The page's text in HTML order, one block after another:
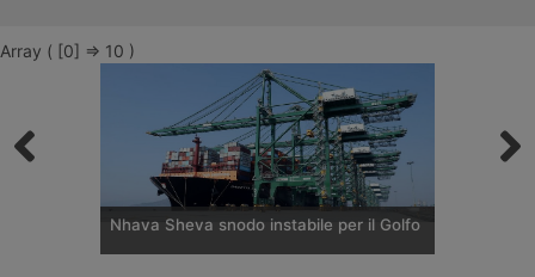
Array ( [0] => 10 )
Nhava Sheva snodo instabile per il Golfo